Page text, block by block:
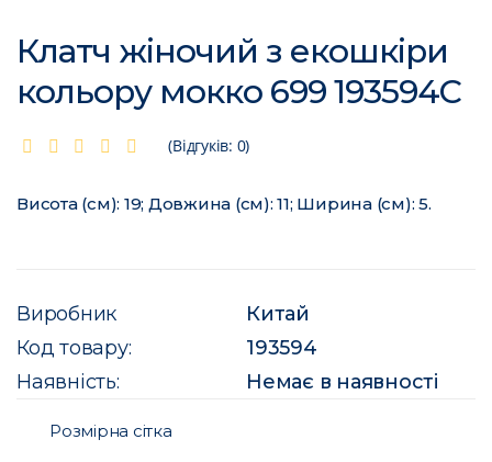
Клатч жіночий з екошкіри
кольору мокко 699 193594C
(Відгуків: 0)
Висота (см): 19; Довжина (см): 11; Ширина (см): 5.
Виробник
Китай
Код товару:
193594
Наявність:
Немає в наявності
Розмірна сітка